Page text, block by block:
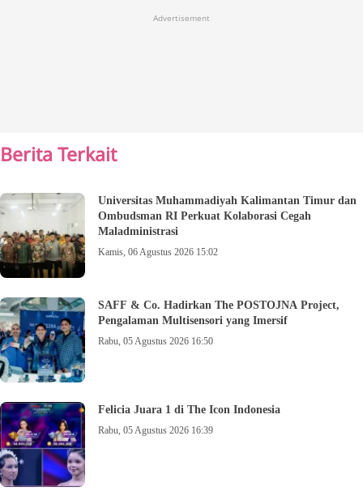
Advertisement
Berita Terkait
Universitas Muhammadiyah Kalimantan Timur dan
Ombudsman RI Perkuat Kolaborasi Cegah
Maladministrasi
Kamis, 06 Agustus 2026 15:02
SAFF & Co. Hadirkan The POSTOJNA Project,
Pengalaman Multisensori yang Imersif
Rabu, 05 Agustus 2026 16:50
Felicia Juara 1 di The Icon Indonesia
Rabu, 05 Agustus 2026 16:39